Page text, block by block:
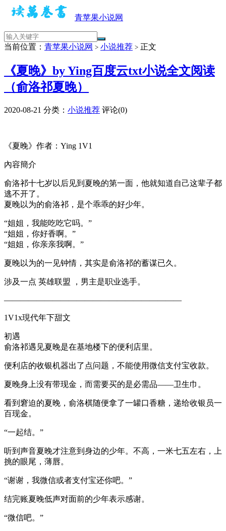
青苹果小说网
当前位置： 青苹果小说网 > 小说推荐 > 正文
《夏晚》by Ying百度云txt小说全文阅读
（俞洛祁夏晚）
2020-08-21 分类： 小说推荐 评论(0)
《夏晚》作者：Ying 1V1
內容簡介
俞洛祁十七岁以后见到夏晚的第一面，他就知道自己这辈子都
逃不开了。
夏晚以为的俞洛祁，是个乖乖的好少年。
“姐姐，我能吃吃它吗。”
“姐姐，你好香啊。”
“姐姐，你亲亲我啊。”
夏晚以为的一见钟情，其实是俞洛祁的蓄谋已久。
涉及一点 英雄联盟 ，男主是职业选手。
——————————————————————
1V1x現代年下甜文
初遇
俞洛祁遇见夏晚是在基地楼下的便利店里。
便利店的收银机器出了点问题，不能使用微信支付宝收款。
夏晚身上没有带现金，而需要买的是必需品——卫生巾。
看到窘迫的夏晚，俞洛棋随便拿了一罐口香糖，递给收银员一
百现金。
“一起结。”
听到声音夏晚才注意到身边的少年。不高，一米七五左右，上
挑的眼尾，薄唇。
“谢谢，我微信或者支付宝还你吧。”
结完账夏晚低声对面前的少年表示感谢。
“微信吧。”